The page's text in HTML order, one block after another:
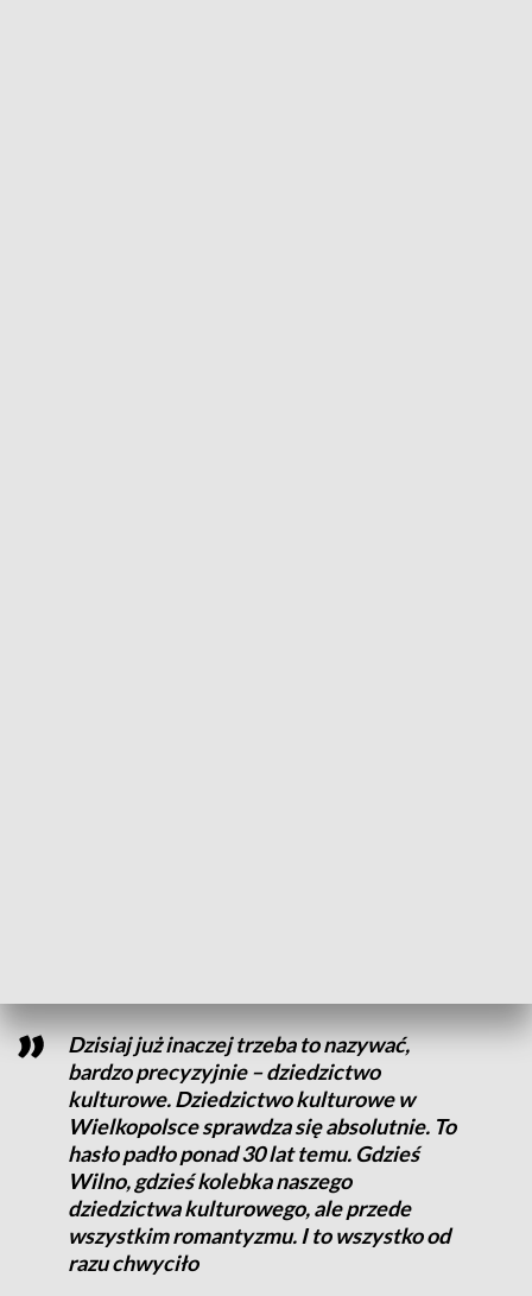
Dzisiaj już inaczej trzeba to nazywać,
bardzo precyzyjnie – dziedzictwo
kulturowe. Dziedzictwo kulturowe w
Wielkopolsce sprawdza się absolutnie. To
hasło padło ponad 30 lat temu. Gdzieś
Wilno, gdzieś kolebka naszego
dziedzictwa kulturowego, ale przede
wszystkim romantyzmu. I to wszystko od
razu chwyciło